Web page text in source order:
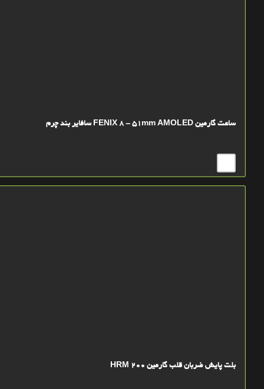
ساعت گارمین FENIX 8 - 51mm AMOLED سافایر بند چرم
بلت پایش ضربان قلب گارمین HRM 200